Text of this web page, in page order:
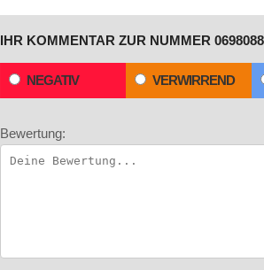
IHR KOMMENTAR ZUR NUMMER
NEGATIV VERWIRREND
Bewertung: